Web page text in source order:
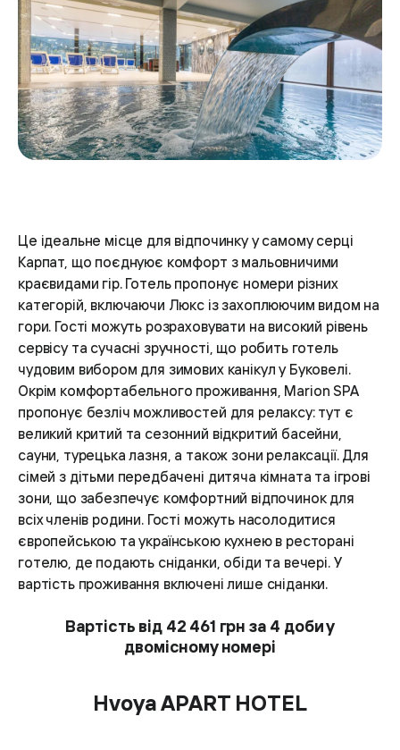
Це ідеальне місце для відпочинку у самому серці
Карпат, що поєднуює комфорт з мальовничими
краєвидами гір. Готель пропонує номери різних
категорій, включаючи Люкс із захоплюючим видом на
гори. Гості можуть розраховувати на високий рівень
сервісу та сучасні зручності, що робить готель
чудовим вибором для зимових канікул у Буковелі.
Окрім комфортабельного проживання, Marion SPA
пропонує безліч можливостей для релаксу: тут є
великий критий та сезонний відкритий басейни,
сауни, турецька лазня, а також зони релаксації. Для
сімей з дітьми передбачені дитяча кімната та ігрові
зони, що забезпечує комфортний відпочинок для
всіх членів родини. Гості можуть насолодитися
європейською та українською кухнею в ресторані
готелю, де подають сніданки, обіди та вечері. У
вартість проживання включені лише сніданки.
Вартість від 42 461 грн за 4 доби у
двомісному номері
Hvoya APART HOTEL